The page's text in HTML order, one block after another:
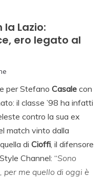
Lazio:
ero legato al
per Stefano Casale con
il classe ’98 ha infatti
contro la sua ex
match vinto dalla
di Cioffi, il difensore
Channel: “Sono
per me quello di oggi è